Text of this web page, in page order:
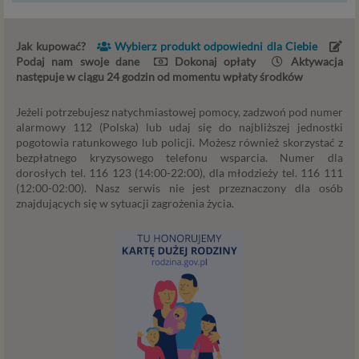
Jak kupować?
Wybierz produkt odpowiedni dla Ciebie
Podaj nam swoje dane
Dokonaj opłaty
Aktywacja
następuje w ciągu 24 godzin od momentu wpłaty środków
Jeżeli potrzebujesz natychmiastowej pomocy, zadzwoń pod numer
alarmowy 112 (Polska) lub udaj się do najbliższej jednostki
pogotowia ratunkowego lub policji. Możesz również skorzystać z
bezpłatnego kryzysowego telefonu wsparcia. Numer dla
dorosłych tel. 116 123 (14:00-22:00), dla młodzieży tel. 116 111
(12:00-02:00). Nasz serwis nie jest przeznaczony dla osób
znajdujących się w sytuacji zagrożenia życia.
usługach) jak również prowadzenie marketingu i
promocji własnych usług administratora
Psychorada.pl w serwisie administratora (np. jeśli
materiały na ten temat w Psychorada.pl to możemy
Ci wyświetlić reklamę na podobny temat).
Twoja dobrowolna zgoda. Aby móc pokazać
interesujące Cię oferty reklamowe (np. produktu lub
usługi, których możesz potrzebować) reklamodawcy
i ich przedstawiciele muszą mieć możliwość
zgody jest całkowicie dobrowolne, i jeśli nie chcesz,
nie musisz jej udzielać. Dzięki naszemu rozwiązaniu
masz również możliwość ograniczenia zakresu lub
zmiany zgody w dowolnym momencie.
Twoje dane, w ramach naszych usług, przetwarzane będą
wyłącznie w przypadku posiadania przez nas lub inny
podmiot przetwarzający dane jednej z dopuszczonych